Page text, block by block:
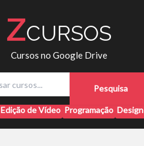
ZCURSOS
Cursos no Google Drive
q
Pesquisa
Edição de Vídeo Programação Design